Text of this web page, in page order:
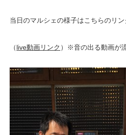
当日のマルシェの様子はこちらのリン
（live動画リンク ）※音の出る動画が